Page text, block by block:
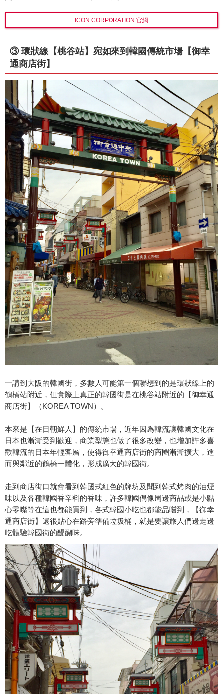
ICON CORPORATION 官網
③ 環狀線【桃谷站】宛如來到韓國傳統市場【御幸
通商店街】
一講到大阪的韓國街，多數人可能第一個聯想到的是環狀線上的
鶴橋站附近，但實際上真正的韓國街是在桃谷站附近的【御幸通
商店街】（KOREA TOWN）。
本來是【在日朝鮮人】的傳統市場，近年因為韓流讓韓國文化在
日本也漸漸受到歡迎，商業型態也做了很多改變，也增加許多喜
歡韓流的日本年輕客層，使得御幸通商店街的商圈漸漸擴大，進
而與鄰近的鶴橋一體化，形成廣大的韓國街。
走到商店街口就會看到韓國式紅色的牌坊及聞到韓式烤肉的油煙
味以及各種韓國香辛料的香味，許多韓國偶像周邊商品或是小點
心零嘴等在這也都能買到，各式韓國小吃也都能品嚐到，【御幸
通商店街】還很貼心在路旁準備垃圾桶，就是要讓旅人們邊走邊
吃體驗韓國街的醍醐味。